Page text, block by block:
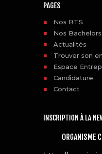
PAGES
Nos BTS
Nos Bachelors
Actualités
Trouver son
Espace
Candidature
Contact
INSCRIPTION À LA
ORGANISME